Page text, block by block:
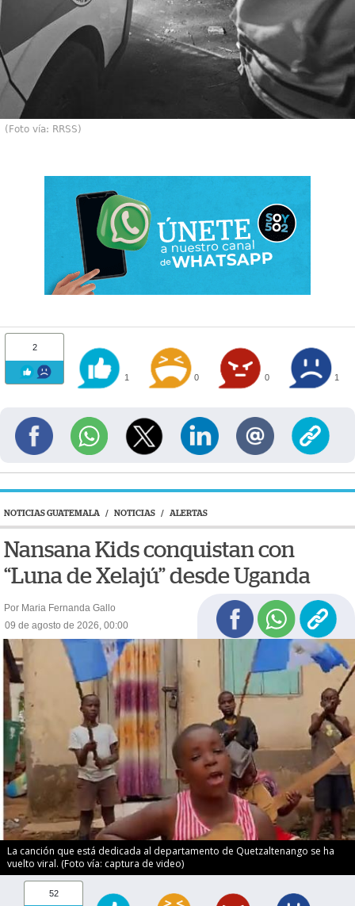
(Foto vía: RRSS)
2
1 0 0 1
NOTICIAS GUATEMALA / NOTICIAS / ALERTAS
Nansana Kids conquistan con
“Luna de Xelajú” desde Uganda
Por Maria Fernanda Gallo
09 de agosto de 2026, 00:00
La canción que está dedicada al departamento de Quetzaltenango se ha
vuelto viral. (Foto vía: captura de video)
52